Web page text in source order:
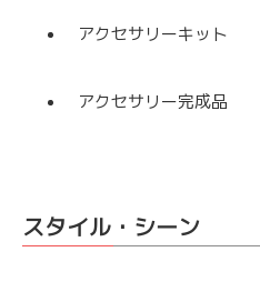
アクセサリーキット
アクセサリー完成品
スタイル・シーン